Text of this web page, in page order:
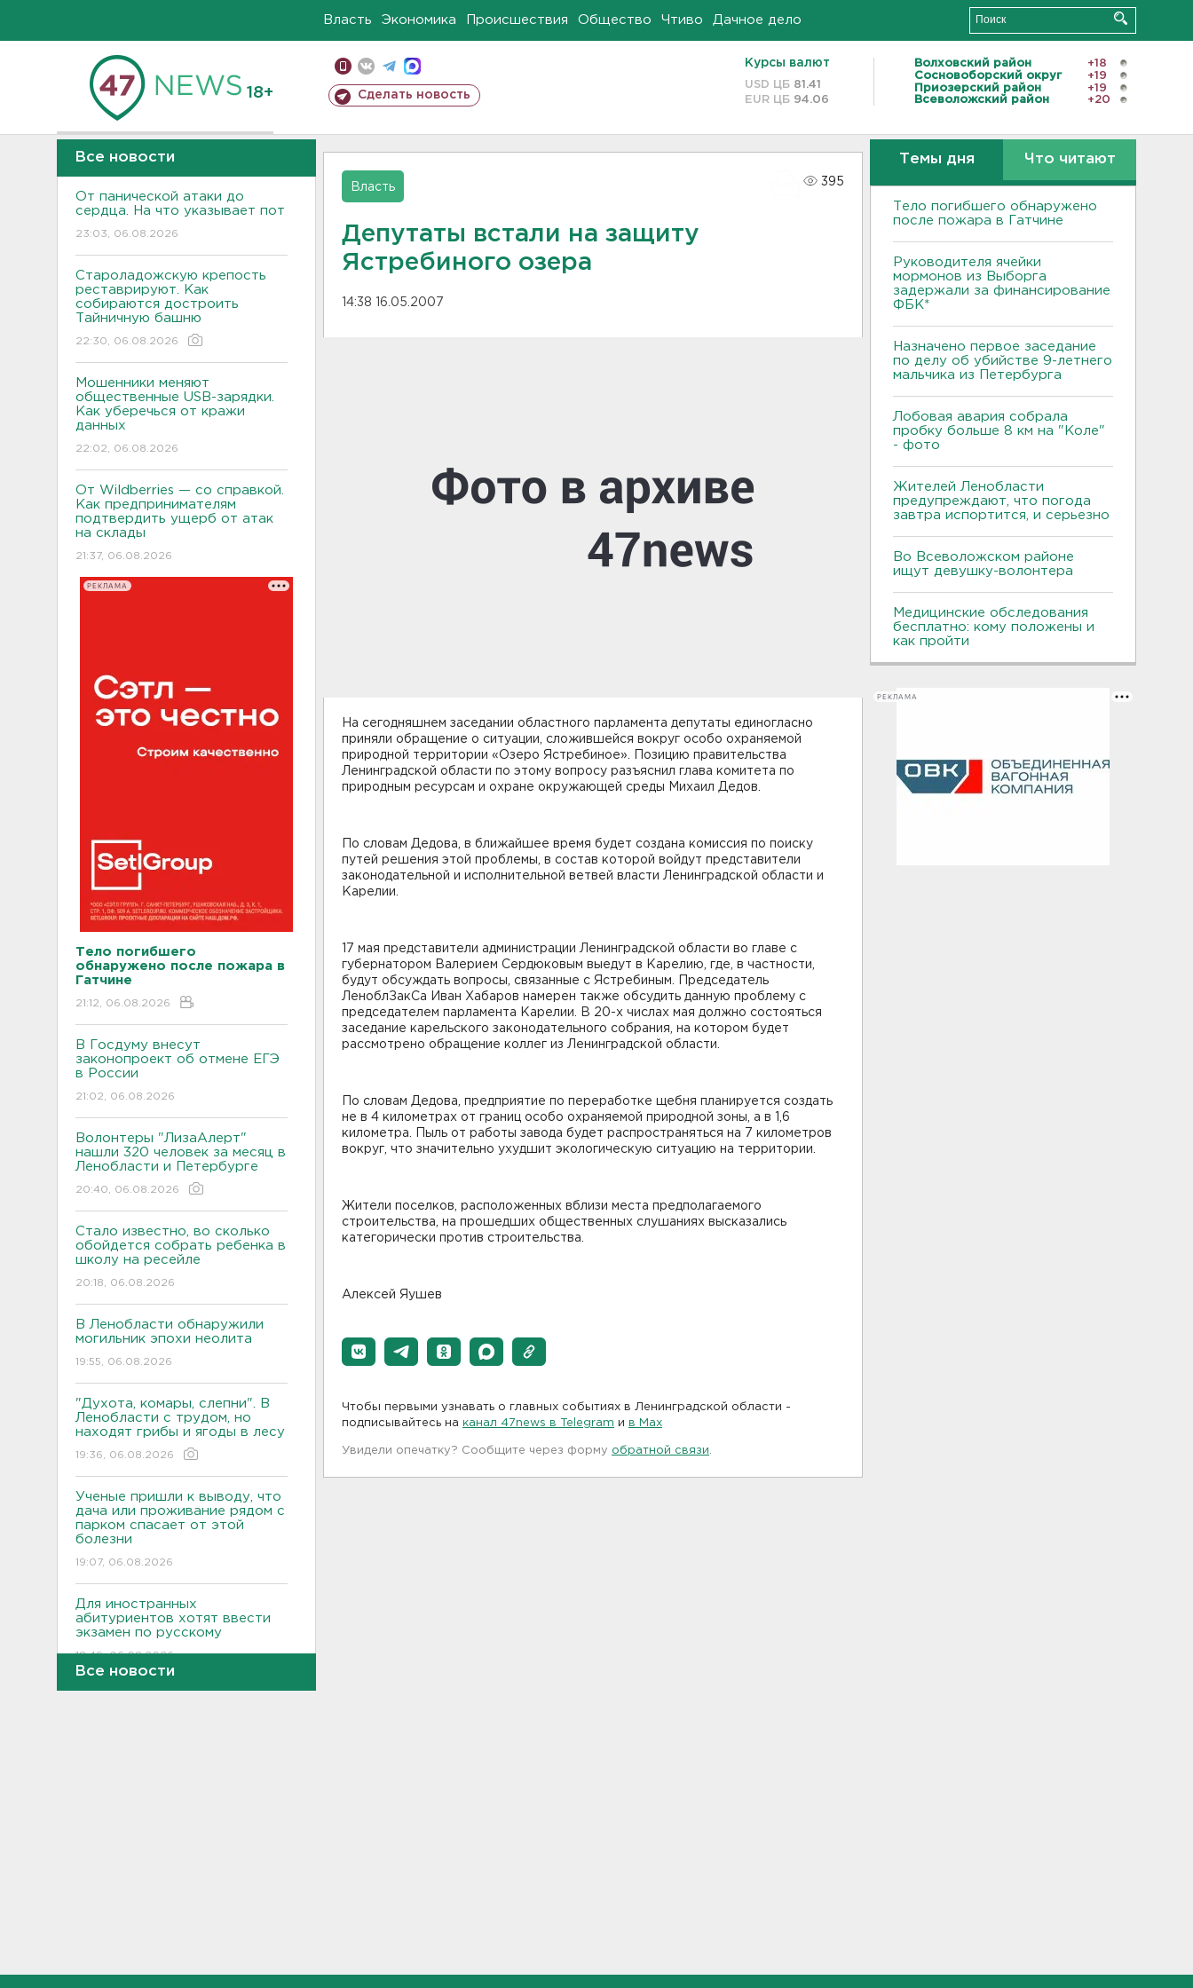
Власть Экономика Происшествия Общество Чтиво Дачное дело
18+ Сделать новость
Курсы валют
USD ЦБ 81.41
EUR ЦБ 94.06
Волховский район
+18
Сосновоборский округ
+19
Приозерский район
+19
Всеволожский район
+20
Все новости
От панической атаки до
сердца. На что указывает пот
23:03, 06.08.2026
Староладожскую крепость
реставрируют. Как
собираются достроить
Тайничную башню
22:30, 06.08.2026
Мошенники меняют
общественные USB-зарядки.
Как уберечься от кражи
данных
22:02, 06.08.2026
От Wildberries — со справкой.
Как предпринимателям
подтвердить ущерб от атак
на склады
21:37, 06.08.2026
РЕКЛАМА
Тело погибшего
обнаружено после пожара в
Гатчине
21:12, 06.08.2026
В Госдуму внесут
законопроект об отмене ЕГЭ
в России
21:02, 06.08.2026
Волонтеры "ЛизаАлерт"
нашли 320 человек за месяц в
Ленобласти и Петербурге
20:40, 06.08.2026
Стало известно, во сколько
обойдется собрать ребенка в
школу на ресейле
20:18, 06.08.2026
В Ленобласти обнаружили
могильник эпохи неолита
19:55, 06.08.2026
"Духота, комары, слепни". В
Ленобласти с трудом, но
находят грибы и ягоды в лесу
19:36, 06.08.2026
Ученые пришли к выводу, что
дача или проживание рядом с
парком спасает от этой
болезни
19:07, 06.08.2026
Для иностранных
абитуриентов хотят ввести
экзамен по русскому
18:49, 06.08.2026
Все новости
Власть
395
Депутаты встали на защиту
Ястребиного озера
14:38 16.05.2007
На сегодняшнем заседании областного парламента депутаты единогласно
приняли обращение о ситуации, сложившейся вокруг особо охраняемой
природной территории «Озеро Ястребиное». Позицию правительства
Ленинградской области по этому вопросу разъяснил глава комитета по
природным ресурсам и охране окружающей среды Михаил Дедов.
По словам Дедова, в ближайшее время будет создана комиссия по поиску
путей решения этой проблемы, в состав которой войдут представители
законодательной и исполнительной ветвей власти Ленинградской области и
Карелии.
17 мая представители администрации Ленинградской области во главе с
губернатором Валерием Сердюковым выедут в Карелию, где, в частности,
будут обсуждать вопросы, связанные с Ястребиным. Председатель
ЛеноблЗакСа Иван Хабаров намерен также обсудить данную проблему с
председателем парламента Карелии. В 20-х числах мая должно состояться
заседание карельского законодательного собрания, на котором будет
рассмотрено обращение коллег из Ленинградской области.
По словам Дедова, предприятие по переработке щебня планируется создать
не в 4 километрах от границ особо охраняемой природной зоны, а в 1,6
километра. Пыль от работы завода будет распространяться на 7 километров
вокруг, что значительно ухудшит экологическую ситуацию на территории.
Жители поселков, расположенных вблизи места предполагаемого
строительства, на прошедших общественных слушаниях высказались
категорически против строительства.
Алексей Яушев
Чтобы первыми узнавать о главных событиях в Ленинградской области -
подписывайтесь на канал 47news в Telegram и в Maх
Увидели опечатку? Сообщите через форму обратной связи
Темы дня Что читают
Тело погибшего обнаружено
после пожара в Гатчине
Руководителя ячейки
мормонов из Выборга
задержали за финансирование
ФБК*
Назначено первое заседание
по делу об убийстве 9-летнего
мальчика из Петербурга
Лобовая авария собрала
пробку больше 8 км на "Коле"
- фото
Жителей Ленобласти
предупреждают, что погода
завтра испортится, и серьезно
Во Всеволожском районе
ищут девушку-волонтера
Медицинские обследования
бесплатно: кому положены и
как пройти
РЕКЛАМА